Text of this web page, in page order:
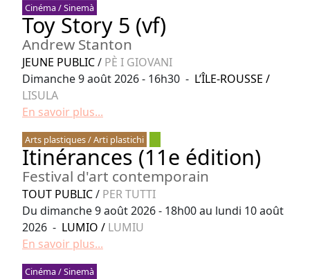
Cinéma / Sinemà
Toy Story 5 (vf)
Andrew Stanton
JEUNE PUBLIC/ PÈ I GIOVANI
Dimanche 9 août 2026 - 16h30 - L’ÎLE-ROUSSE /
LISULA
En savoir plus...
Arts plastiques / Arti plastichi
Itinérances (11e édition)
Festival d'art contemporain
TOUT PUBLIC/ PER TUTTI
Du dimanche 9 août 2026 - 18h00 au lundi 10 août
2026 - LUMIO / LUMIU
En savoir plus...
Cinéma / Sinemà